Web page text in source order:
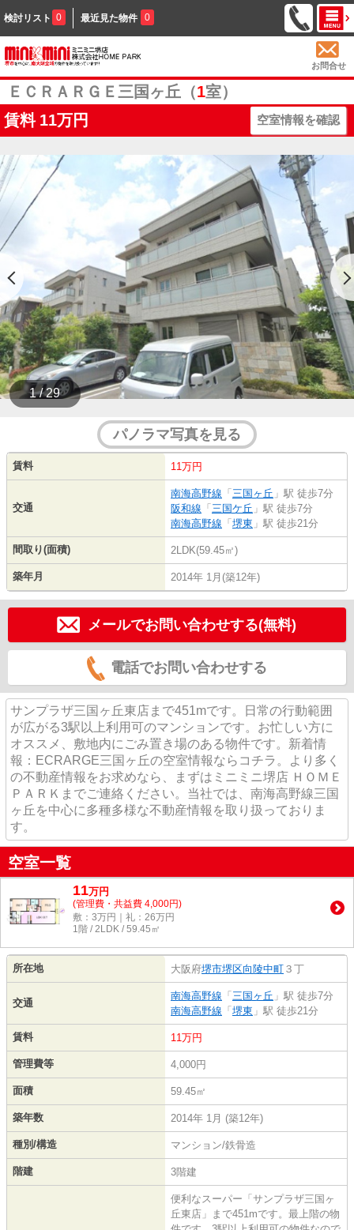
検討リスト 0 最近見た物件 0
お問合せ
ＥＣＲＡＲＧＥ三国ヶ丘（1室）
賃料 11万円 空室情報を確認
1 / 29
パノラマ写真を見る
賃料 11万円
交通
南海高野線 「 三国ヶ丘 」駅 徒歩7分
阪和線 「 三国ケ丘 」駅 徒歩7分
南海高野線 「 堺東 」駅 徒歩21分
間取り(面積) 2LDK(59.45㎡)
築年月 2014年 1月(築12年)
メールでお問い合わせする(無料)
電話でお問い合わせする
サンプラザ三国ヶ丘東店まで451mです。日常の行動範囲
が広がる3駅以上利用可のマンションです。お忙しい方に
オススメ、敷地内にごみ置き場のある物件です。新着情
報：ECRARGE三国ヶ丘の空室情報ならコチラ。より多く
の不動産情報をお求めなら、まずはミニミニ堺店 ＨＯＭＥ
ＰＡＲＫまでご連絡ください。当社では、南海高野線三国
ヶ丘を中心に多種多様な不動産情報を取り扱っておりま
す。
空室一覧
11万円
(管理費・共益費 4,000円)
敷：3万円｜礼：26万円
1階 / 2LDK / 59.45㎡
所在地 大阪府堺市堺区向陵中町 ３丁
交通
南海高野線 「 三国ヶ丘 」駅 徒歩7分
南海高野線 「 堺東 」駅 徒歩21分
賃料 11万円
管理費等 4,000円
面積 59.45㎡
築年数 2014年 1月 (築12年)
種別/構造 マンション/鉄骨造
階建 3階建
便利なスーパー「サンプラザ三国ヶ
丘東店」まで451mです。最上階の物